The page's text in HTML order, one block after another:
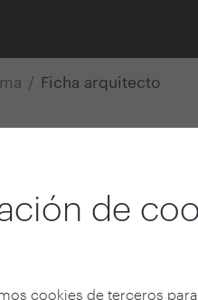
de
cookies de terceros
Ficha arquitecto
do Porto - Faculdade de